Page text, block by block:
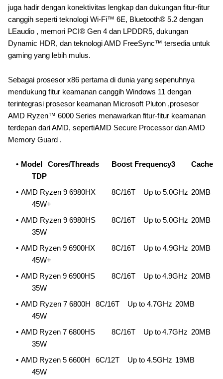
juga hadir dengan konektivitas lengkap dan dukungan fitur-fitur
canggih seperti teknologi Wi-Fi™ 6E, Bluetooth® 5.2 dengan
LEaudio , memori PCI® Gen 4 dan LPDDR5, dukungan
Dynamic HDR, dan teknologi AMD FreeSync™ tersedia untuk
gaming yang lebih mulus.
Sebagai prosesor x86 pertama di dunia yang sepenuhnya
mendukung fitur keamanan canggih Windows 11 dengan
terintegrasi prosesor keamanan Microsoft Pluton ,prosesor
AMD Ryzen™ 6000 Series menawarkan fitur-fitur keamanan
terdepan dari AMD, sepertiAMD Secure Processor dan AMD
Memory Guard .
Model Cores/Threads Boost Frequency3
Cache
TDP
AMD Ryzen 9 6980HX
8C/16T Up to 5.0GHz 20MB
45W+
AMD Ryzen 9 6980HS
8C/16T Up to 5.0GHz 20MB
35W
AMD Ryzen 9 6900HX
8C/16T Up to 4.9GHz 20MB
45W+
AMD Ryzen 9 6900HS
8C/16T Up to 4.9GHz 20MB
35W
AMD Ryzen 7 6800H
8C/16T Up to 4.7GHz 20MB
45W
AMD Ryzen 7 6800HS
8C/16T Up to 4.7GHz 20MB
35W
AMD Ryzen 5 6600H
6C/12T Up to 4.5GHz 19MB
45W